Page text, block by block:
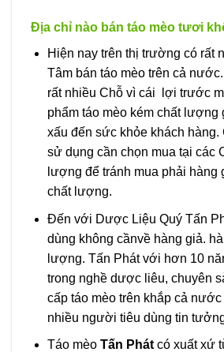
Địa chỉ nào bán táo mèo tươi
Hiện nay trên thị trường có rất
Tâm bán táo mèo trên cả
rất nhiều Chỗ vì cái lợi trước
phẩm táo mèo kém chất lượng
xấu đến sức khỏe khách
sử dụng cần chọn mua tại các
lượng để tránh mua phải hàng
chất lượng.
Đến với Dược Liệu Quý Tấn
dùng không cầnvề hàng giả.
lượng. Tấn Phát với hơn 10
trong nghề dược liêu, chuyên
cấp táo mèo trên khắp cả
nhiều người tiêu dùng tin
Táo mèo Tấn Phátcó xuất xứ